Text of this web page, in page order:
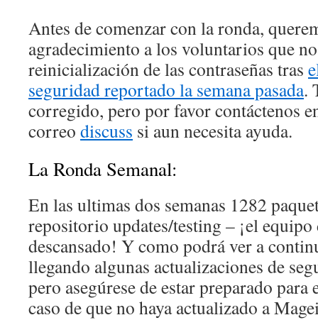
Antes de comenzar con la ronda,
agradecimiento a los voluntarios que
reinicialización de las contraseñas tras
seguridad reportado la semana pasada.
corregido, pero por favor contáctenos
correo discuss si aun necesita ayuda.
La Ronda Semanal:
En las ultimas dos semanas 1282
repositorio updates/testing – ¡el
descansado! Y como podrá ver a
llegando algunas actualizaciones de
pero asegúrese de estar preparado
caso de que no haya actualizado a